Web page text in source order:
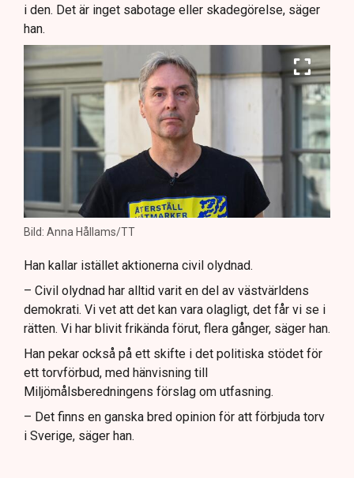
i den. Det är inget sabotage eller skadegörelse, säger
han.
Bild: Anna Hållams/TT
Han kallar istället aktionerna civil olydnad.
– Civil olydnad har alltid varit en del av västvärldens
demokrati. Vi vet att det kan vara olagligt, det får vi se i
rätten. Vi har blivit frikända förut, flera gånger, säger han.
Han pekar också på ett skifte i det politiska stödet för
ett torvförbud, med hänvisning till
Miljömålsberedningens förslag om utfasning.
– Det finns en ganska bred opinion för att förbjuda torv
i Sverige, säger han.